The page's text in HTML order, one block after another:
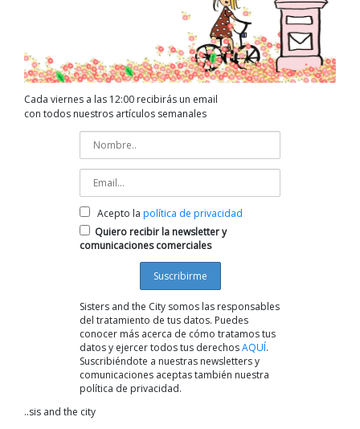
Cada viernes a las 12:00 recibirás un email
con todos nuestros artículos semanales
Acepto la política de privacidad
Quiero recibir la newsletter y
comunicaciones comerciales
Sisters and the City somos las responsables
del tratamiento de tus datos. Puedes
conocer más acerca de cómo tratamos tus
datos y ejercer todos tus derechosAQUÍ.
Suscribiéndote a nuestras newsletters y
comunicaciones aceptas también nuestra
política de privacidad.
..sis and the city